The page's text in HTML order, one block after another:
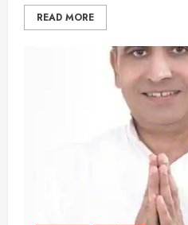
READ MORE